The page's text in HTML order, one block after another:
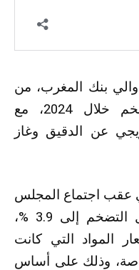
بنك المغرب، من
ارتفاع أكبر لمستويات التضخم خلال 2024، مع
عن الدقيق وغاز
عقب اجتماع المجلس
الإداري الأخير، أن يصل معدل التضخم إلى 3.9 %،
المواد التي كانت
وذلك على أساس